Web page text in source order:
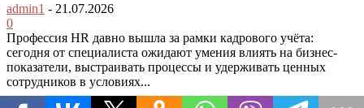
admin1 - 21.07.2026
0
Профессия HR давно вышла за рамки кадрового учёта:
сегодня от специалиста ожидают умения влиять на бизнес-
показатели, выстраивать процессы и удерживать ценных
сотрудников в условиях...